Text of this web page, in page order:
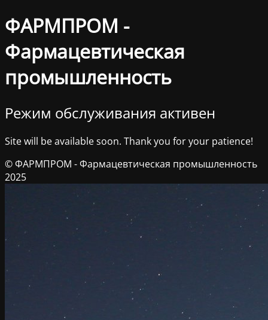
ФАРМПРОМ -
Фармацевтическая
промышленность
Режим обслуживания активен
Site will be available soon. Thank you for your patience!
© ФАРМПРОМ - Фармацевтическая промышленность
2025